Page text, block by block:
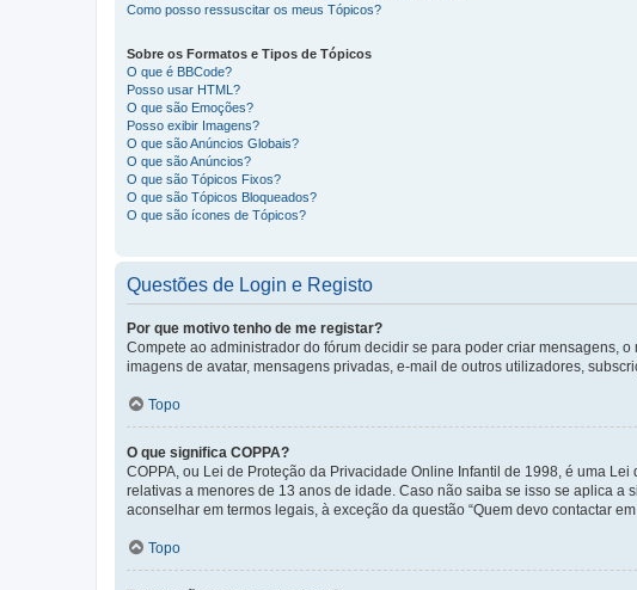
Como posso ressuscitar os meus Tópicos?
Sobre os Formatos e Tipos de Tópicos
O que é BBCode?
Posso usar HTML?
O que são Emoções?
Posso exibir Imagens?
O que são Anúncios Globais?
O que são Anúncios?
O que são Tópicos Fixos?
O que são Tópicos Bloqueados?
O que são ícones de Tópicos?
Questões de Login e Registo
Por que motivo tenho de me registar?
Compete ao administrador do fórum decidir se para poder criar mensagens,
imagens de avatar, mensagens privadas, e-mail de outros utilizadores,
Topo
O que significa COPPA?
COPPA, ou Lei de Proteção da Privacidade Online Infantil de 1998, é uma
relativas a menores de 13 anos de idade. Caso não saiba se isso se aplica
aconselhar em termos legais, à exceção da questão “Quem devo contactar
Topo